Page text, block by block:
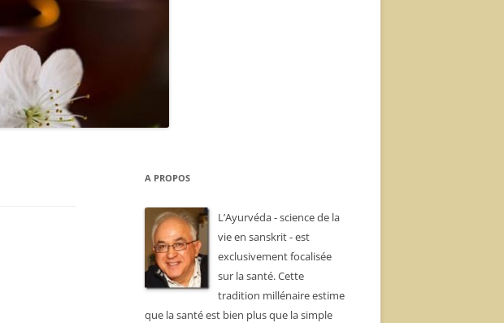
A PROPOS
L’Ayurvéda - science de la
vie en sanskrit - est
exclusivement focalisée
sur la santé. Cette
tradition millénaire estime
que la santé est bien plus que la simple